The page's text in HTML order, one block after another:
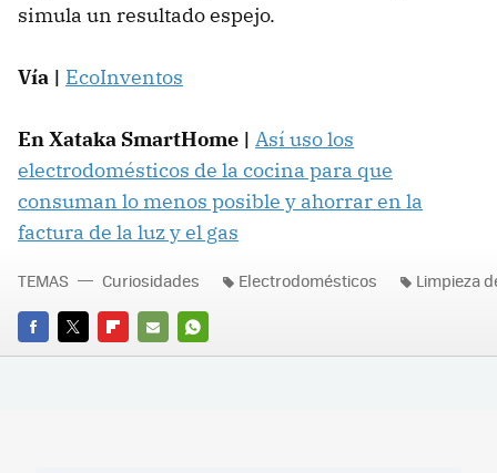
simula un resultado espejo.
Vía | EcoInventos
En Xataka SmartHome | Así uso los
electrodomésticos de la cocina para que
consuman lo menos posible y ahorrar en la
factura de la luz y el gas
FACEBOOK
TWITTERFLIPBOARD
E-
WHATSAPP
TEMAS Curiosidades Electrodomésticos Limpieza